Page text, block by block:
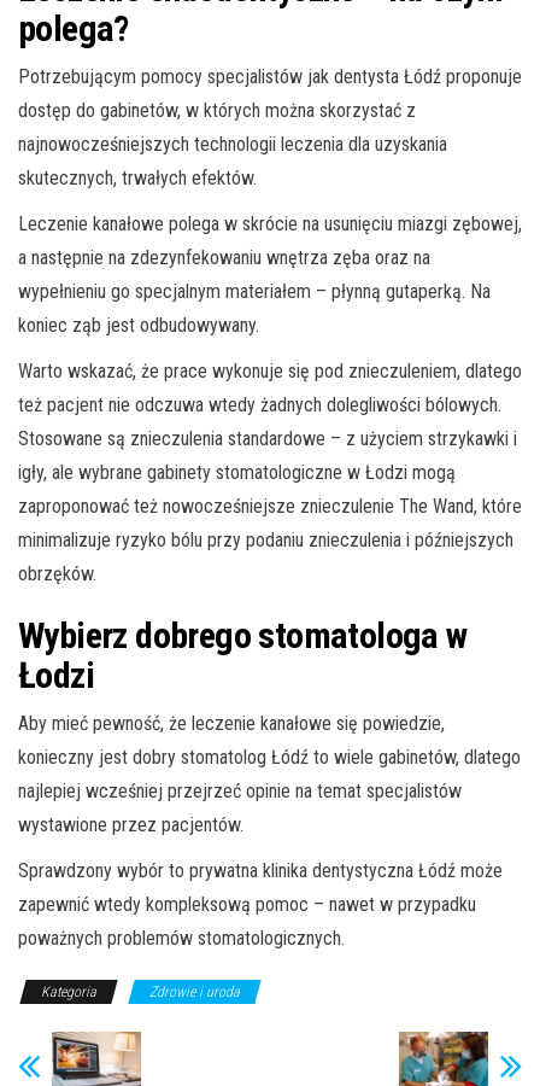
polega?
Potrzebującym pomocy specjalistów jak dentysta Łódź proponuje
dostęp do gabinetów, w których można skorzystać z
najnowocześniejszych technologii leczenia dla uzyskania
skutecznych, trwałych efektów.
Leczenie kanałowe polega w skrócie na usunięciu miazgi zębowej,
a następnie na zdezynfekowaniu wnętrza zęba oraz na
wypełnieniu go specjalnym materiałem – płynną gutaperką. Na
koniec ząb jest odbudowywany.
Warto wskazać, że prace wykonuje się pod znieczuleniem, dlatego
też pacjent nie odczuwa wtedy żadnych dolegliwości bólowych.
Stosowane są znieczulenia standardowe – z użyciem strzykawki i
igły, ale wybrane gabinety stomatologiczne w Łodzi mogą
zaproponować też nowocześniejsze znieczulenie The Wand, które
minimalizuje ryzyko bólu przy podaniu znieczulenia i późniejszych
obrzęków.
Wybierz dobrego stomatologa w
Łodzi
Aby mieć pewność, że leczenie kanałowe się powiedzie,
konieczny jest dobry stomatolog Łódź to wiele gabinetów, dlatego
najlepiej wcześniej przejrzeć opinie na temat specjalistów
wystawione przez pacjentów.
Sprawdzony wybór to prywatna klinika dentystyczna Łódź może
zapewnić wtedy kompleksową pomoc – nawet w przypadku
poważnych problemów stomatologicznych.
Kategoria Zdrowie i uroda